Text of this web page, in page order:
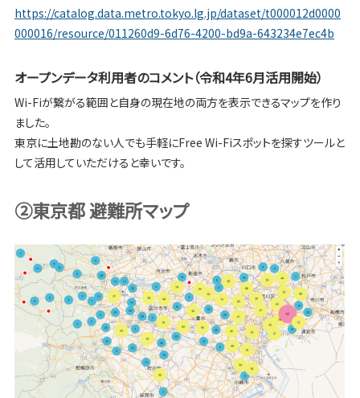
https://catalog.data.metro.tokyo.lg.jp/dataset/t000012d0000
000016/resource/011260d9-6d76-4200-bd9a-643234e7ec4b
オープンデータ利用者のコメント（令和4年6月活用開始）
Wi-Fiが繋がる範囲と自身の現在地の両方を表示できるマップを作り
ました。
東京に土地勘のない人でも手軽にFree Wi-Fiスポットを探すツールと
して活用していただけると幸いです。
②東京都 避難所マップ